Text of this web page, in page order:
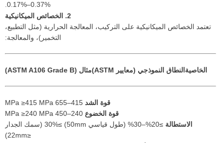
0.17%–0.37%.
2. الخصائص الميكانيكية
تعتمد الخصائص الميكانيكية على التركيب، المعالجة الحرارية (مثل التطبيع،
التخمير)، والمعالجة:
الخاصية النطاق النموذجي (معايير ASTM) مثال (ASTM A106 Grade B)
قوة الشد
قوة الخضوع
الاستطالة
≥20%–30% (طول قياسي 50mm) ≥30% (سمك الجدار
≤22mm)